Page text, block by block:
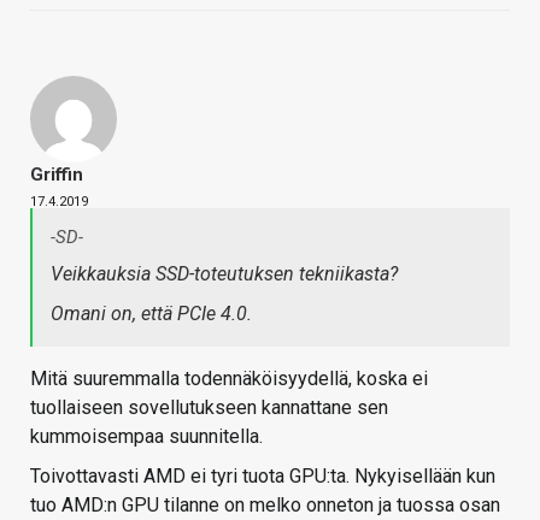
Griffin
17.4.2019
-SD-
Veikkauksia SSD-toteutuksen tekniikasta?
Omani on, että PCIe 4.0.
Mitä suuremmalla todennäköisyydellä, koska ei
tuollaiseen sovellutukseen kannattane sen
kummoisempaa suunnitella.
Toivottavasti AMD ei tyri tuota GPU:ta. Nykyisellään kun
tuo AMD:n GPU tilanne on melko onneton ja tuossa osan